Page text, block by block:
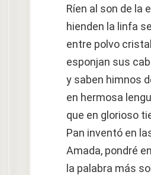
Ríen al son de la
hienden la linfa
entre polvo
esponjan sus
y saben himnos
en hermosa
que en glorioso
Pan inventó en
Amada, pondré
la palabra más